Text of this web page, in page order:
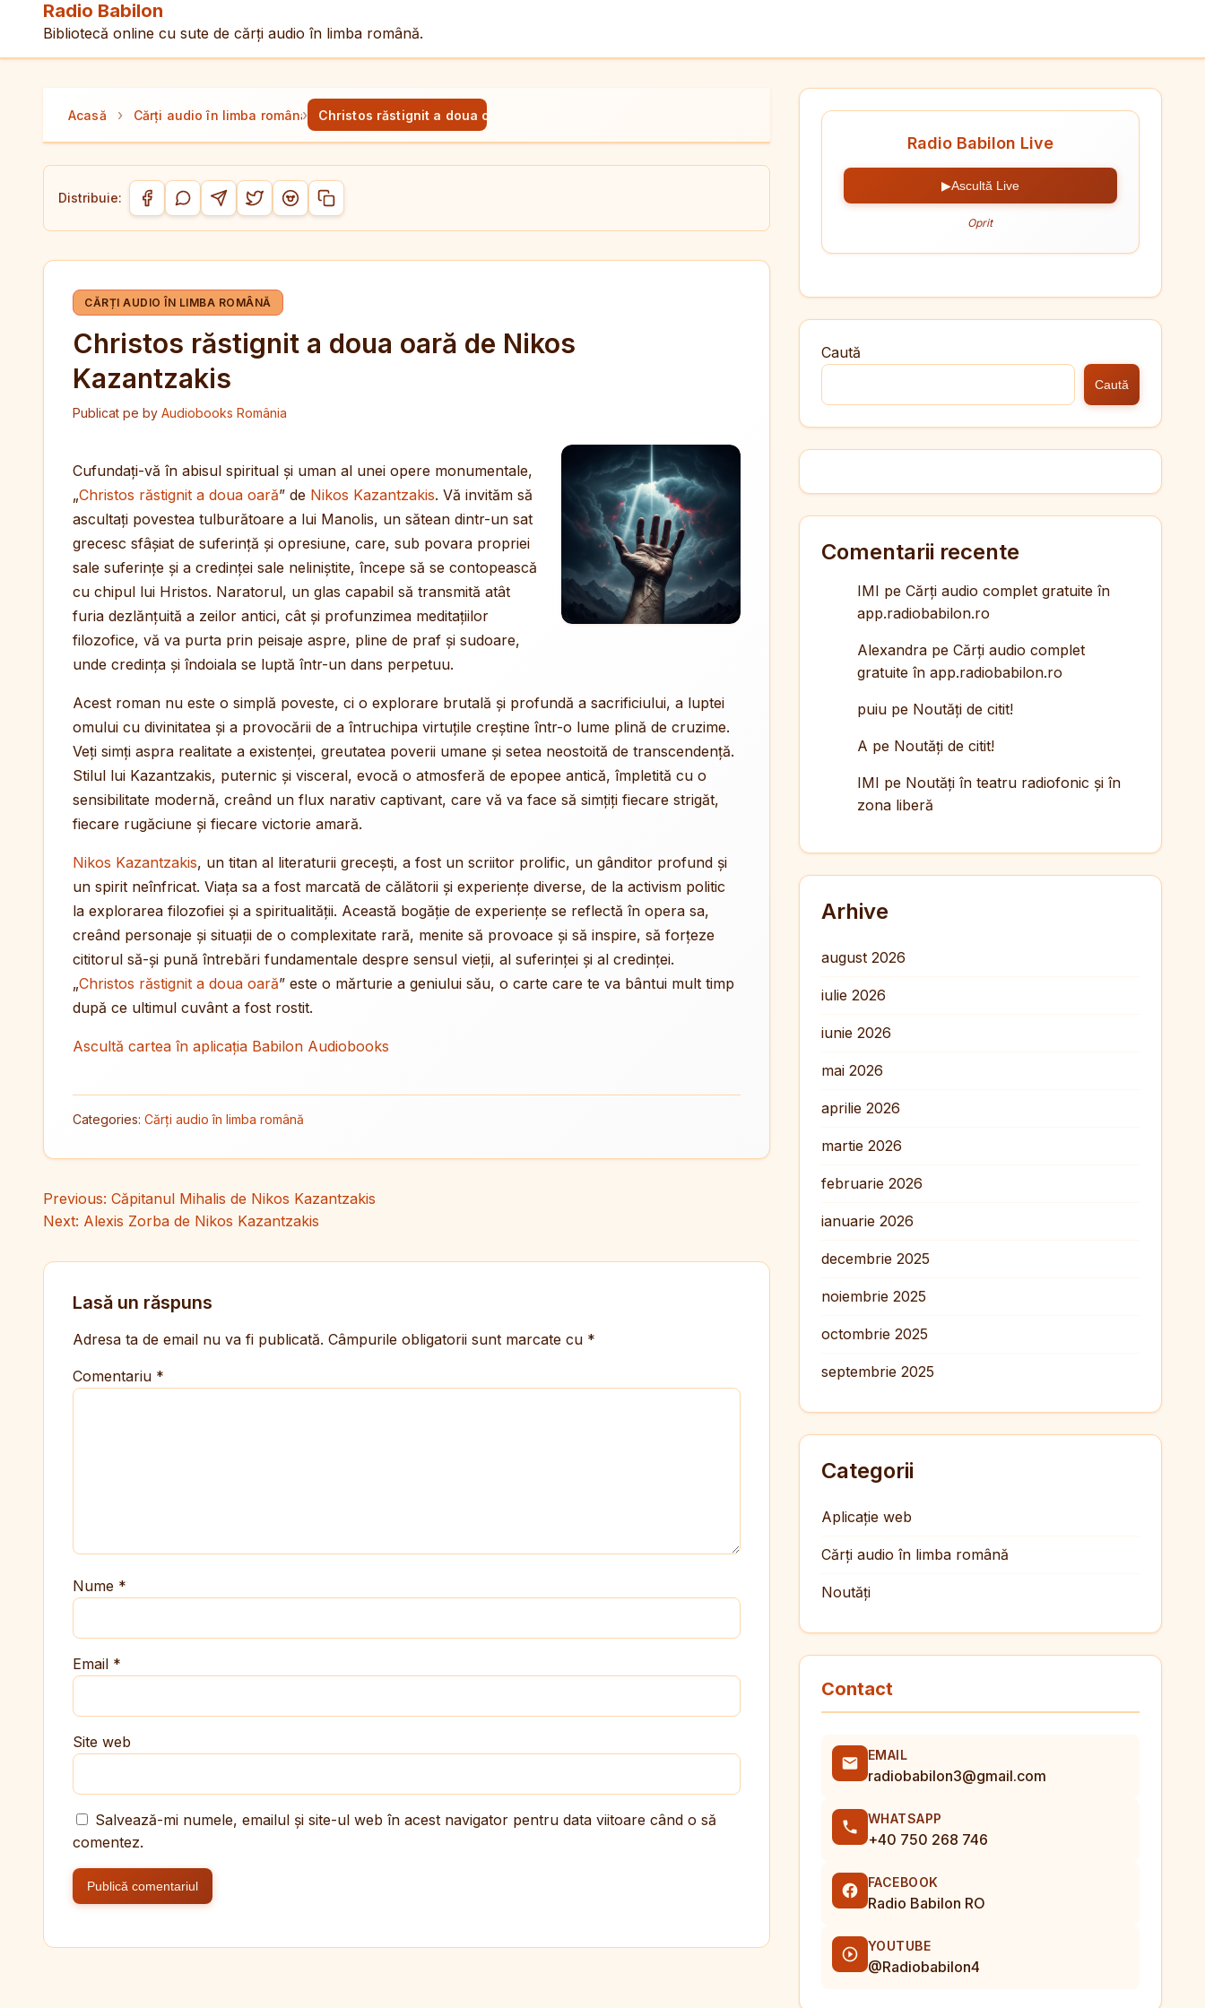
Radio Babilon
Bibliotecă online cu sute de cărți audio în limba română.
Acasă › Cărți audio în limba română
› Christos răstignit a doua oară de Nikos Kazantzakis
Distribuie:
Distribuie pe Facebook
Distribuie pe WhatsApp
Distribuie pe Telegram
Distribuie pe Twitter/X
Distribuie pe Reddit
Copiază link-ul
CĂRȚI AUDIO ÎN LIMBA ROMÂNĂ
Christos răstignit a doua oară de Nikos
Kazantzakis
Publicat pe by Audiobooks România
Cufundați-vă în abisul spiritual și uman al unei opere monumentale,
„Christos răstignit a doua oară” de Nikos Kazantzakis. Vă invităm să
ascultați povestea tulburătoare a lui Manolis, un sătean dintr-un sat
grecesc sfâșiat de suferință și opresiune, care, sub povara propriei
sale suferințe și a credinței sale neliniștite, începe să se contopească
cu chipul lui Hristos. Naratorul, un glas capabil să transmită atât
furia dezlănțuită a zeilor antici, cât și profunzimea meditațiilor
filozofice, vă va purta prin peisaje aspre, pline de praf și sudoare,
unde credința și îndoiala se luptă într-un dans perpetuu.
Acest roman nu este o simplă poveste, ci o explorare brutală și profundă a sacrificiului, a luptei
omului cu divinitatea și a provocării de a întruchipa virtuțile creștine într-o lume plină de cruzime.
Veți simți aspra realitate a existenței, greutatea poverii umane și setea neostoită de transcendență.
Stilul lui Kazantzakis, puternic și visceral, evocă o atmosferă de epopee antică, împletită cu o
sensibilitate modernă, creând un flux narativ captivant, care vă va face să simțiți fiecare strigăt,
fiecare rugăciune și fiecare victorie amară.
Nikos Kazantzakis, un titan al literaturii grecești, a fost un scriitor prolific, un gânditor profund și
un spirit neînfricat. Viața sa a fost marcată de călătorii și experiențe diverse, de la activism politic
la explorarea filozofiei și a spiritualității. Această bogăție de experiențe se reflectă în opera sa,
creând personaje și situații de o complexitate rară, menite să provoace și să inspire, să forțeze
cititorul să-și pună întrebări fundamentale despre sensul vieții, al suferinței și al credinței.
„Christos răstignit a doua oară” este o mărturie a geniului său, o carte care te va bântui mult timp
după ce ultimul cuvânt a fost rostit.
Ascultă cartea în aplicația Babilon Audiobooks
Categories: Cărți audio în limba română
Navigare în articole
Previous: Căpitanul Mihalis de Nikos Kazantzakis
Next: Alexis Zorba de Nikos Kazantzakis
Lasă un răspuns
Adresa ta de email nu va fi publicată. Câmpurile obligatorii sunt marcate cu *
Comentariu *
Nume *
Email *
Site web
Salvează-mi numele, emailul și site-ul web în acest navigator pentru data viitoare când o să
comentez.
Radio Babilon Live
▶Ascultă Live
Oprit
Caută
Caută
Comentarii recente
IMI pe Cărți audio complet gratuite în
app.radiobabilon.ro
Alexandrape Cărți audio complet
gratuite în app.radiobabilon.ro
puiupe Noutăți de citit!
A pe Noutăți de citit!
IMI pe Noutăți în teatru radiofonic și în
zona liberă
Arhive
august 2026
iulie 2026
iunie 2026
mai 2026
aprilie 2026
martie 2026
februarie 2026
ianuarie 2026
decembrie 2025
noiembrie 2025
octombrie 2025
septembrie 2025
Categorii
Aplicație web
Cărți audio în limba română
Noutăți
Contact
EMAIL
radiobabilon3@gmail.com
WHATSAPP
+40 750 268 746
FACEBOOK
Radio Babilon RO
YOUTUBE
@Radiobabilon4